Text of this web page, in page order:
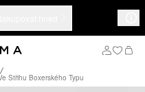
Střihu Boxerského Typu